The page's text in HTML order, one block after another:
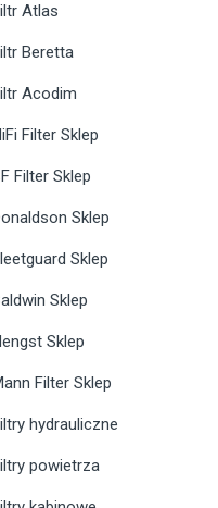
Atlas
Beretta
Acodim
Filter Sklep
Filter Sklep
Sklep
Sklep
Sklep
Sklep
Filter Sklep
hydrauliczne
powietrza